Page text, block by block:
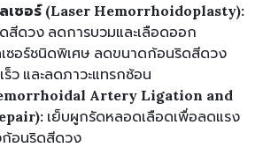
เซอร์ (Laser Hemorrhoidoplasty):
สีดวง ลดการบวมและเลือดออก
เซอร์ชนิดพิเศษ ลดขนาดก้อนริดสีดวง
ว และลดภาวะแทรกซ้อน
Artery Ligation and
เย็บผูกรัดหลอดเลือดเพื่อลดแรง
ก้อนริดสีดวง